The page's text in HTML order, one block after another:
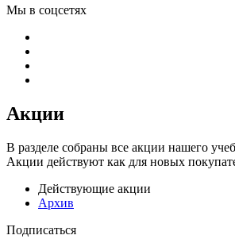
Мы в соцсетях
Акции
В разделе собраны все акции нашего
Акции действуют как для новых
Действующие акции
Архив
Подписаться